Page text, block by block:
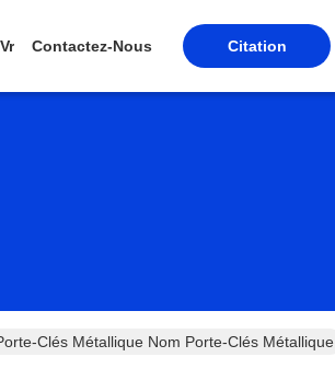
Vr Contactez-Nous Citation
Clés Métallique Nom Porte-Clés Métallique